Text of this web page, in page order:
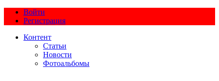
Войти
Регистрация
Контент
Статьи
Новости
Фотоальбомы